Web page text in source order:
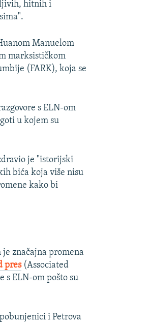
hitnih i
Manuelom
marksističkom
(FARK), koja se
s ELN-om
u kojem su
je "istorijski
bića koja više nisu
kako bi
značajna promena
pres(Associated
s ELN-om pošto su
i Petrova